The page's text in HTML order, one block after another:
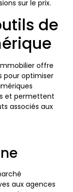
sur le prix.
de
offre
pour optimiser
et permettent
associés aux
aux agences